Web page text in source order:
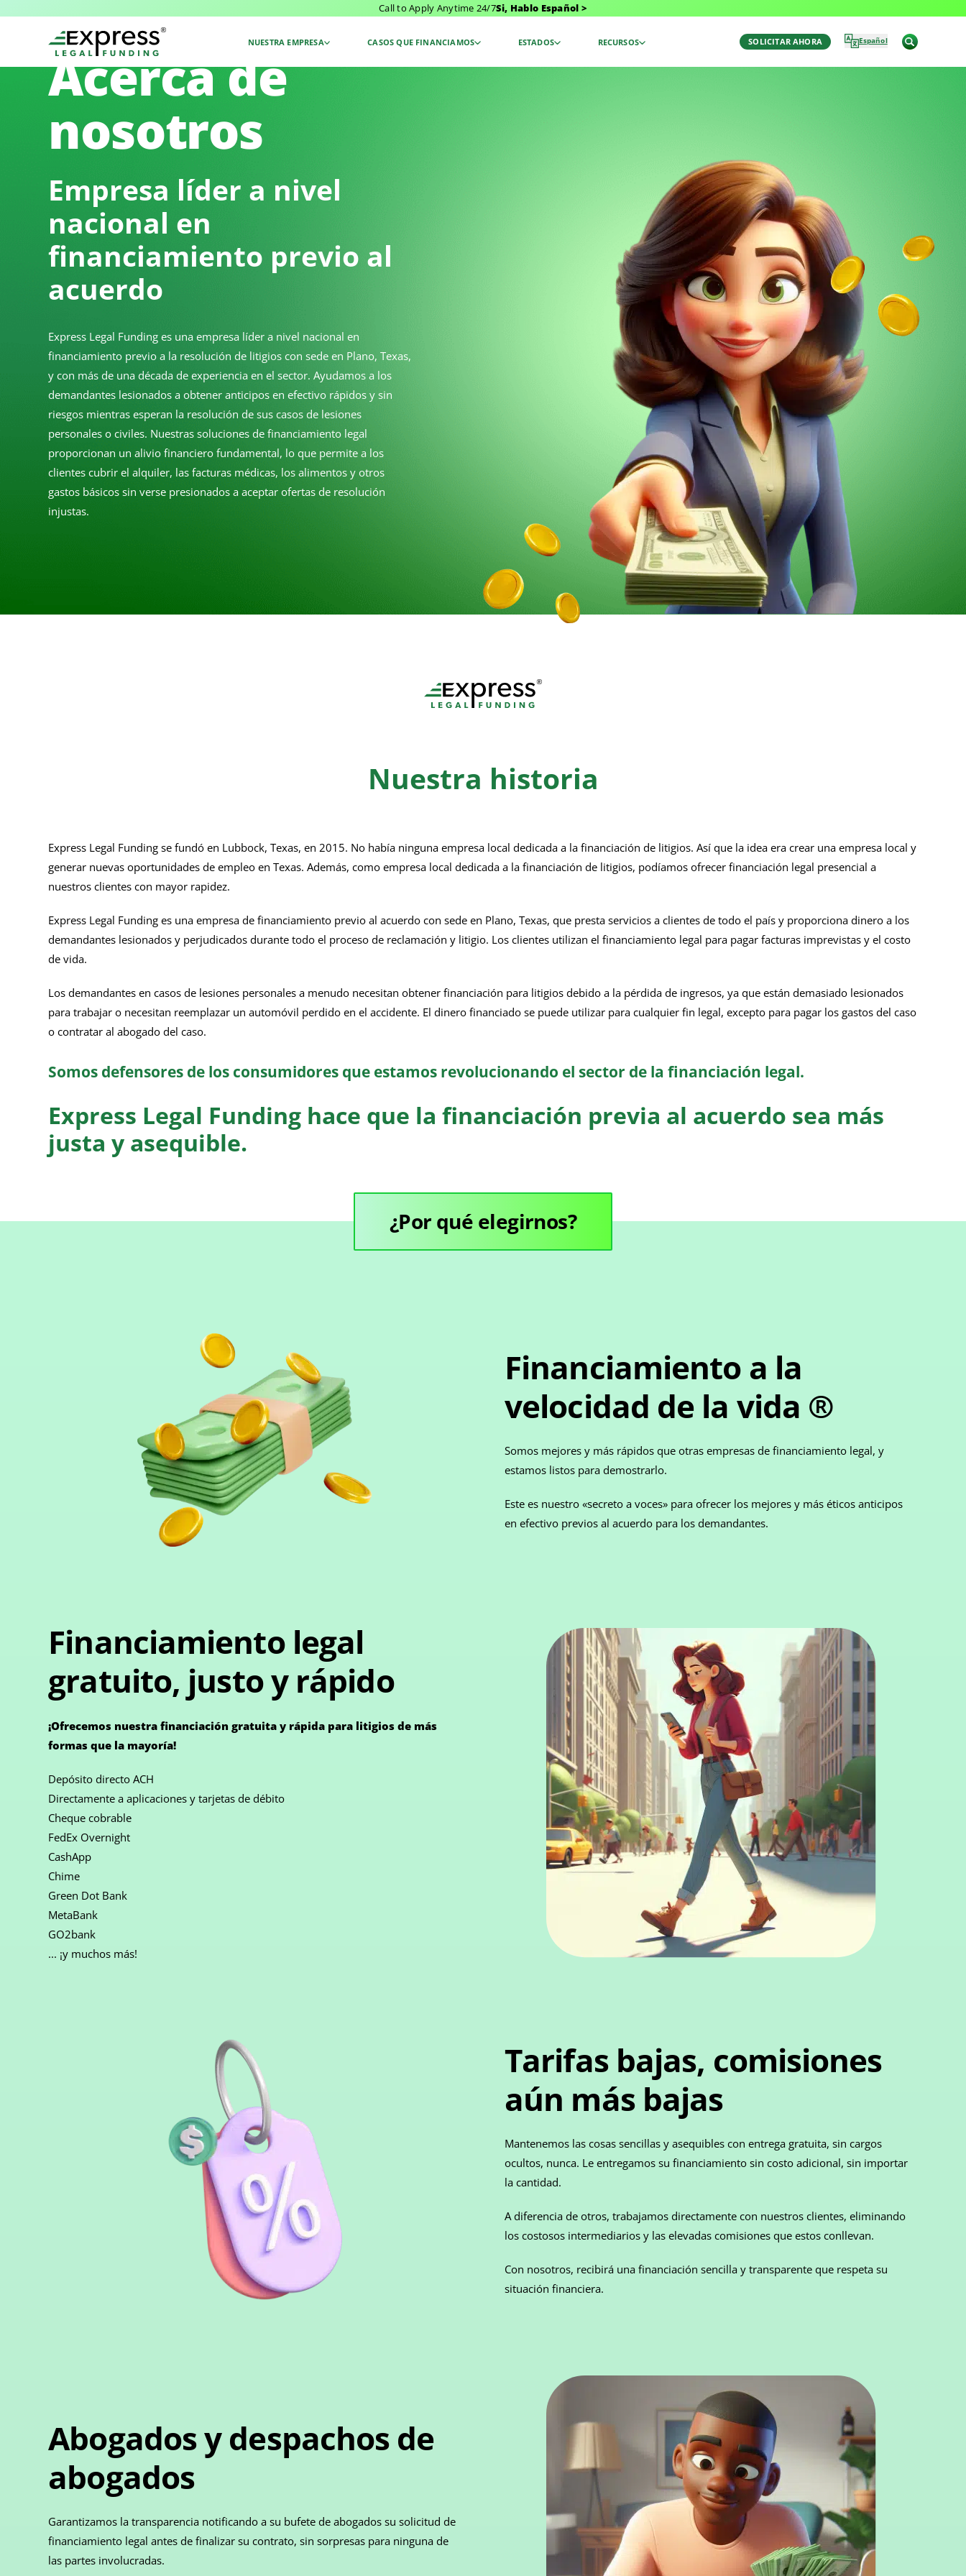
Call to Apply Anytime 24/7Si, Hablo Español >
NUESTRA EMPRESA CASOS QUE FINANCIAMOS ESTADOS RECURSOS SOLICITAR AHORA Español
Acerca de
nosotros
Empresa líder a nivel
nacional en
financiamiento previo al
acuerdo
Express Legal Funding es una empresa líder a nivel nacional en
financiamiento previo a la resolución de litigios con sede en Plano, Texas,
y con más de una década de experiencia en el sector. Ayudamos a los
demandantes lesionados a obtener anticipos en efectivo rápidos y sin
riesgos mientras esperan la resolución de sus casos de lesiones
personales o civiles. Nuestras soluciones de financiamiento legal
proporcionan un alivio financiero fundamental, lo que permite a los
clientes cubrir el alquiler, las facturas médicas, los alimentos y otros
gastos básicos sin verse presionados a aceptar ofertas de resolución
injustas.
Nuestra historia
Express Legal Funding se fundó en Lubbock, Texas, en 2015. No había ninguna empresa local dedicada a la financiación de litigios. Así que la idea era crear una empresa local y
generar nuevas oportunidades de empleo en Texas. Además, como empresa local dedicada a la financiación de litigios, podíamos ofrecer financiación legal presencial a
nuestros clientes con mayor rapidez.
Express Legal Funding es una empresa de financiamiento previo al acuerdo con sede en Plano, Texas, que presta servicios a clientes de todo el país y proporciona dinero a los
demandantes lesionados y perjudicados durante todo el proceso de reclamación y litigio. Los clientes utilizan el financiamiento legal para pagar facturas imprevistas y el costo
de vida.
Los demandantes en casos de lesiones personales a menudo necesitan obtener financiación para litigios debido a la pérdida de ingresos, ya que están demasiado lesionados
para trabajar o necesitan reemplazar un automóvil perdido en el accidente. El dinero financiado se puede utilizar para cualquier fin legal, excepto para pagar los gastos del caso
o contratar al abogado del caso.
Somos defensores de los consumidores que estamos revolucionando el sector de la financiación legal.
Express Legal Funding hace que la financiación previa al acuerdo sea más
justa y asequible.
¿Por qué elegirnos?
Financiamiento a la
velocidad de la vida ®
Somos mejores y más rápidos que otras empresas de financiamiento legal, y
estamos listos para demostrarlo.
Este es nuestro «secreto a voces» para ofrecer los mejores y más éticos anticipos
en efectivo previos al acuerdo para los demandantes.
Financiamiento legal
gratuito, justo y rápido
¡Ofrecemos nuestra financiación gratuita y rápida para litigios de más
formas que la mayoría!
Depósito directo ACH
Directamente a aplicaciones y tarjetas de débito
Cheque cobrable
FedEx Overnight
CashApp
Chime
Green Dot Bank
MetaBank
GO2bank
... ¡y muchos más!
Tarifas bajas, comisiones
aún más bajas
Mantenemos las cosas sencillas y asequibles con entrega gratuita, sin cargos
ocultos, nunca. Le entregamos su financiamiento sin costo adicional, sin importar
la cantidad.
A diferencia de otros, trabajamos directamente con nuestros clientes, eliminando
los costosos intermediarios y las elevadas comisiones que estos conllevan.
Con nosotros, recibirá una financiación sencilla y transparente que respeta su
situación financiera.
Abogados y despachos de
abogados
Garantizamos la transparencia notificando a su bufete de abogados su solicitud de
financiamiento legal antes de finalizar su contrato, sin sorpresas para ninguna de
las partes involucradas.